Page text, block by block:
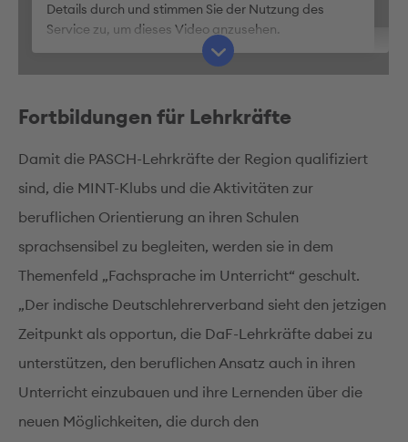
Details durch und stimmen Sie der Nutzung des
Service zu, um dieses Video anzusehen.
Mehr Informationen
Akzeptieren
Fortbildungen für Lehrkräfte
Damit die PASCH-Lehrkräfte der Region qualifiziert
sind, die MINT-Klubs und die Aktivitäten zur
beruflichen Orientierung an ihren Schulen
sprachsensibel zu begleiten, werden sie in dem
Themenfeld „Fachsprache im Unterricht“ geschult.
„Der indische Deutschlehrerverband sieht den jetzigen
Zeitpunkt als opportun, die DaF-Lehrkräfte dabei zu
unterstützen, den beruflichen Ansatz auch in ihren
Unterricht einzubauen und ihre Lernenden über die
neuen Möglichkeiten, die durch den